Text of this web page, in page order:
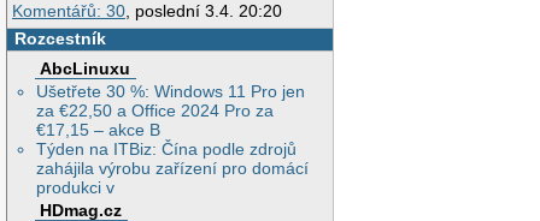
Komentářů: 30, poslední 3.4. 20:20
Rozcestník
AbcLinuxu
Ušetřete 30 %: Windows 11 Pro jen
za €22,50 a Office 2024 Pro za
€17,15 – akce B
Týden na ITBiz: Čína podle zdrojů
zahájila výrobu zařízení pro domácí
produkci v
HDmag.cz